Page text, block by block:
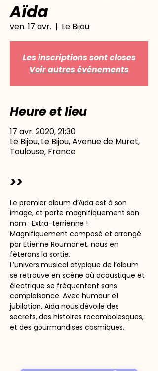
Aïda
ven. 17 avr.
  |
Le Bijou
Les inscriptions sont closes
Voir autres événements
Heure et lieu
17 avr. 2020, 21:30
Le Bijou, Le Bijou, Avenue de Muret,
Toulouse, France
>>
Le premier album d’Aïda est à son
image, et porte magnifiquement son
nom : Extra-terrienne !
Magnifiquement composé et arrangé
par Etienne Roumanet, nous en
fêterons la sortie.
L’univers musical atypique de l’album
se retrouve en scène où acoustique et
électrique se fréquentent sans
complaisance. Avec humour et
jubilation, Aïda nous dévoile des
secrets, des histoires rocambolesques,
et des gourmandises cosmiques.